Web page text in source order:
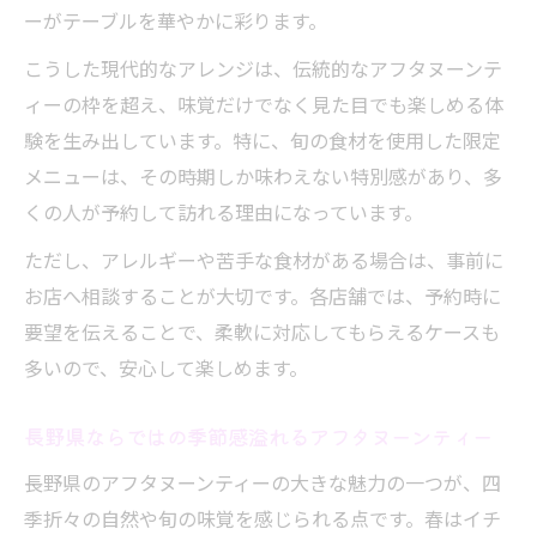
贅沢体験
アフタヌーンティーなら長野県の現代的空間が
魅力
現代的デザイン空間で堪能するアフタヌー
ンティー
長野県のアフタヌーンティーカフェ注目ポ
イント
洗練された店内で味わうアフタヌーンティ
ー体験
アフタヌーンティーで非日常を感じる現代
集
心ときめく長野のアフタヌーンティーを楽しむ
ーがテーブルを華やかに彩ります。
こうした現代的なアレンジは、伝統的なアフタヌーンテ
ィーの枠を超え、味覚だけでなく見た目でも楽しめる体
験を生み出しています。特に、旬の食材を使用した限定
メニューは、その時期しか味わえない特別感があり、多
くの人が予約して訪れる理由になっています。
ただし、アレルギーや苦手な食材がある場合は、事前に
お店へ相談することが大切です。各店舗では、予約時に
要望を伝えることで、柔軟に対応してもらえるケースも
多いので、安心して楽しめます。
長野県のアフタヌーンティーの大きな魅力の一つが、四
季折々の自然や旬の味覚を感じられる点です。春はイチ